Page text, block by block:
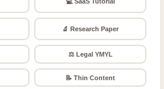
🔬 Research Paper
⚖️ Legal YMYL
📝 Thin Content